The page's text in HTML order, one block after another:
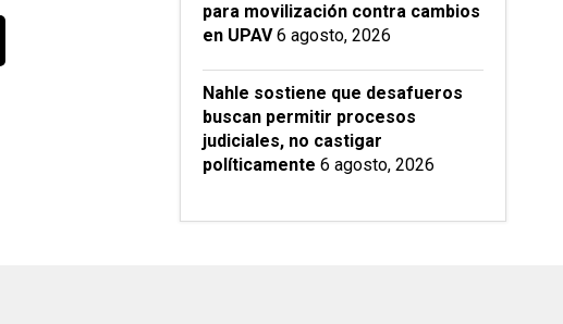
para movilización contra cambios
en UPAV 6 agosto, 2026
Nahle sostiene que desafueros
buscan permitir procesos
judiciales, no castigar
políticamente 6 agosto, 2026